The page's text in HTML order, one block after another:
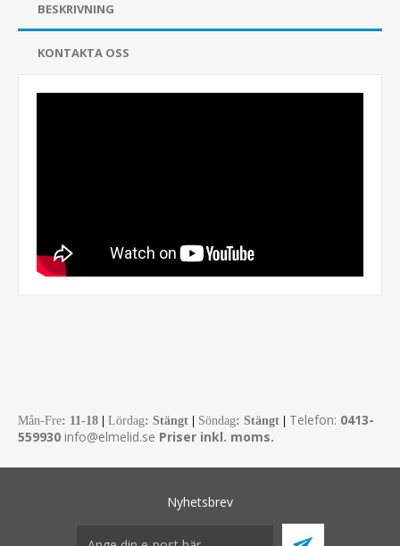
BESKRIVNING
KONTAKTA OSS
Mån-Fre: 11-18 Lördag: Stängt Söndag: Stängt Telefon: 0413-
559930 info@elmelid.se Priser inkl. moms.
Nyhetsbrev